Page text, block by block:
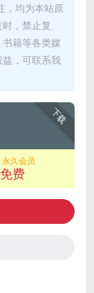
，均为本站原
，禁止复
籍等各类媒
，可联系我
下载
永久会员
免费